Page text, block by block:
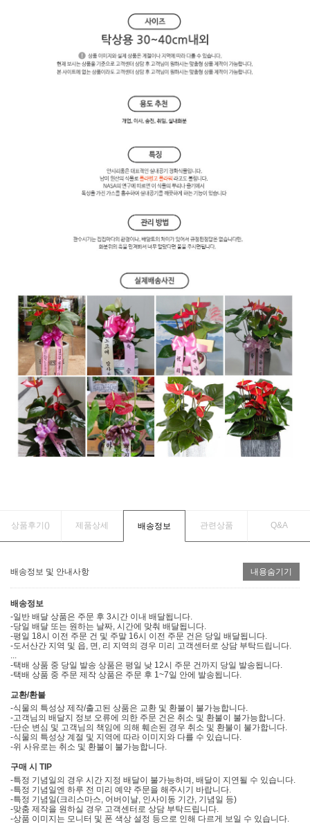
상품후기() 제품상세 배송정보 관련상품 Q&A
배송정보 및 안내사항 내용숨기기
배송정보
-일반 배달 상품은 주문 후 3시간 이내 배달됩니다.
-당일 배달 또는 원하는 날짜, 시간에 맞춰 배달됩니다.
-평일 18시 이전 주문 건 및 주말 16시 이전 주문 건은 당일 배달됩니다.
-도서산간 지역 및 읍, 면, 리 지역의 경우 미리 고객센터로 상담 부탁드립니다.
...
-택배 상품 중 당일 발송 상품은 평일 낮 12시 주문 건까지 당일 발송됩니다.
-택배 상품 중 주문 제작 상품은 주문 후 1~7일 안에 발송됩니다.
교환/환불
-식물의 특성상 제작/출고된 상품은 교환 및 환불이 불가능합니다.
-고객님의 배달지 정보 오류에 의한 주문 건은 취소 및 환불이 불가능합니다.
-단순 변심 및 고객님의 책임에 의해 훼손된 경우 취소 및 환불이 불가합니다.
-식물의 특성상 계절 및 지역에 따라 이미지와 다를 수 있습니다.
-위 사유로는 취소 및 환불이 불가능합니다.
구매 시 TIP
-특정 기념일의 경우 시간 지정 배달이 불가능하며, 배달이 지연될 수 있습니다.
-특정 기념일엔 하루 전 미리 예약 주문을 해주시기 바랍니다.
-특정 기념일(크리스마스, 어버이날, 인사이동 기간, 기념일 등)
-맞춤 제작을 원하실 경우 고객센터로 상담 부탁드립니다.
-상품 이미지는 모니터 및 폰 색상 설정 등으로 인해 다르게 보일 수 있습니다.